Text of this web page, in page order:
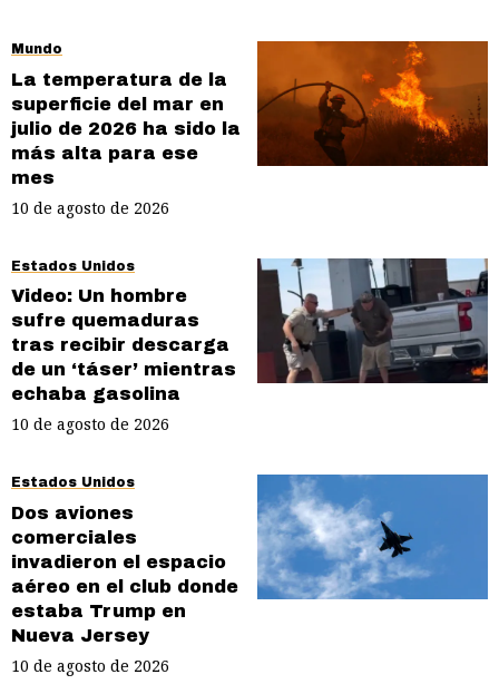
Mundo
La temperatura de la
superficie del mar en
julio de 2026 ha sido la
más alta para ese
mes
10 de agosto de 2026
Estados Unidos
Video: Un hombre
sufre quemaduras
tras recibir descarga
de un ‘táser’ mientras
echaba gasolina
10 de agosto de 2026
Estados Unidos
Dos aviones
comerciales
invadieron el espacio
aéreo en el club donde
estaba Trump en
Nueva Jersey
10 de agosto de 2026